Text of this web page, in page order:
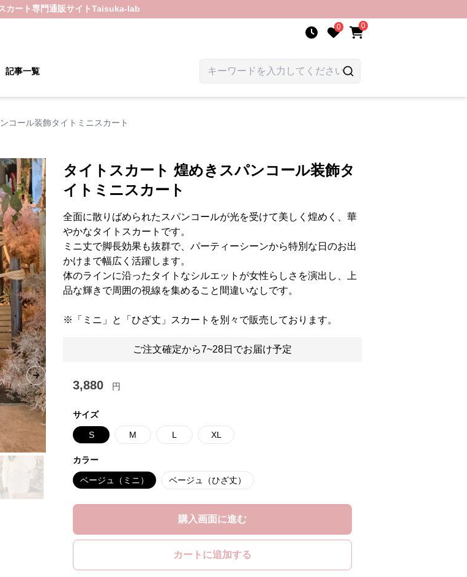
カート専門通販サイトTaisuka-lab
0 0
記事一覧
コール装飾タイトミニスカート
Next slide
タイトスカート 煌めきスパンコール装飾タ
イトミニスカート
全面に散りばめられたスパンコールが光を受けて美しく煌めく、華
やかなタイトスカートです。
ミニ丈で脚長効果も抜群で、パーティーシーンから特別な日のお出
かけまで幅広く活躍します。
体のラインに沿ったタイトなシルエットが女性らしさを演出し、上
品な輝きで周囲の視線を集めること間違いなしです。
※「ミニ」と「ひざ丈」スカートを別々で販売しております。
ご注文確定から7~28日でお届け予定
3,880 円
サイズ
S M L XL
カラー
ベージュ（ミニ） ベージュ（ひざ丈）
購入画面に進む
カートに追加する